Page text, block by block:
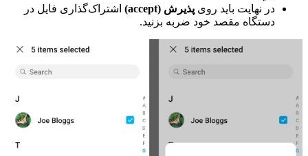
در نهایت باید روی پذیرش (accept)
اشتراک‌گذاری فایل در
دستگاه مقصد خود ضربه بزنید.